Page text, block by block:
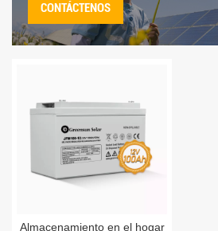
CONTÁCTENOS
Almacenamiento en el hogar